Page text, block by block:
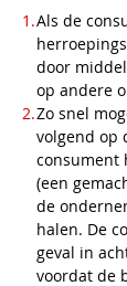
Als de
door
op andere
Zo snel
volgend op
consument
(een
de
halen. De
geval in
voordat de